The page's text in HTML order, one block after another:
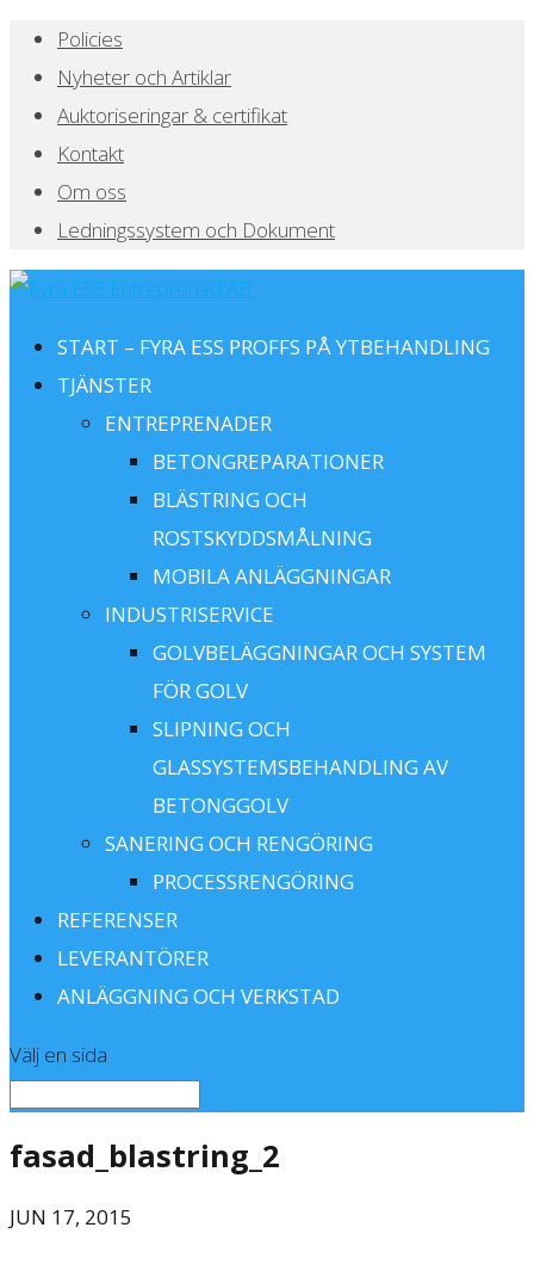
Policies
Nyheter och Artiklar
Auktoriseringar & certifikat
Kontakt
Om oss
Ledningssystem och Dokument
START – FYRA ESS PROFFS PÅ YTBEHANDLING
TJÄNSTER
ENTREPRENADER
BETONGREPARATIONER
BLÄSTRING OCH
ROSTSKYDDSMÅLNING
MOBILA ANLÄGGNINGAR
INDUSTRISERVICE
GOLVBELÄGGNINGAR OCH SYSTEM
FÖR GOLV
SLIPNING OCH
GLASSYSTEMSBEHANDLING AV
BETONGGOLV
SANERING OCH RENGÖRING
PROCESSRENGÖRING
REFERENSER
LEVERANTÖRER
ANLÄGGNING OCH VERKSTAD
Välj en sida
fasad_blastring_2
JUN 17, 2015